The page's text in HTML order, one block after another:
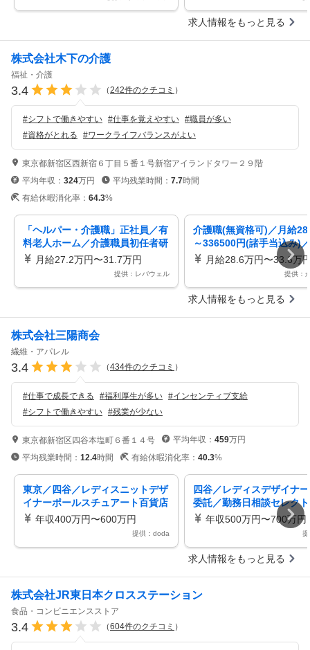
求人情報をもっと見る
株式会社木下の介護
福祉・介護
3.4 （242件のクチコミ ）
#シフトで働きやすい #仕事を覚えやすい #職員が多い
#資格がとれる #ワークライフバランスがよい
東京都新宿区西新宿６丁目５番１号新宿アイランドタワー２９階
平均年収： 324万円 平均残業時間： 7.7時間
有給休暇消化率： 64.3%
「ヘルパー・介護職」正社員／有
料老人ホーム／介護職員初任者研
修／介護福祉士実務者研修／介護
月給27.2万円〜31.7万円
提供：レバウェル
介護職(無資格可)／月給
～336500円(諸手当込み)
／船橋市／施設介護職／
介護付有料老人ホーム／
すさと高給与が魅力！／
月給28.6万円〜33.6万
提供：
求人情報をもっと見る
株式会社三陽商会
繊維・アパレル
3.4 （434件のクチコミ ）
#仕事で成長できる #福利厚生が多い #インセンティブ支給
#シフトで働きやすい #残業が少ない
東京都新宿区四谷本塩町６番１４号 平均年収： 459万円
平均残業時間： 12.4時間 有給休暇消化率： 40.3%
東京／四谷／レディスニットデザ
イナーポールスチュアート百貨店
展開売上上昇／土日祝日休み
年収400万円〜600万円
提供：doda
四谷／レディスデザイナ
委託／勤務日相談セレク
プ／LOVELESS（ラブレ
年収500万円〜700万円
求人情報をもっと見る
株式会社JR東日本クロスステーション
食品・コンビニエンスストア
3.4 （604件のクチコミ ）